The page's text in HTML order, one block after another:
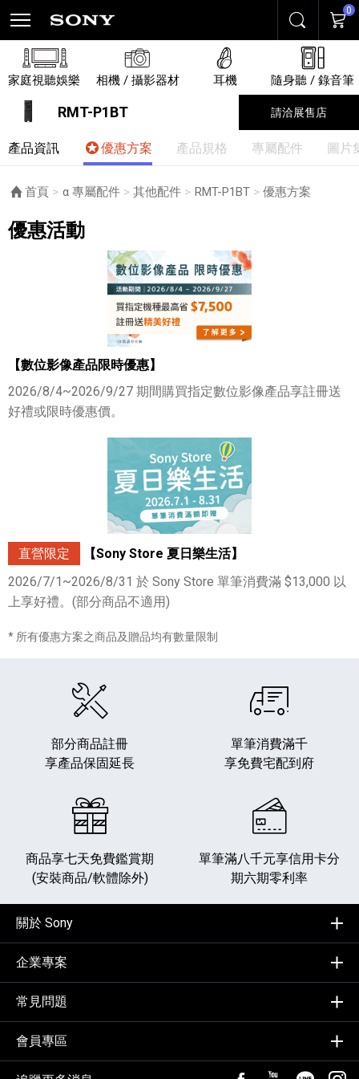
搜尋 購物
0
家庭視聽娛樂 相機 / 攝影器材 耳機 隨身聽 / 錄音筆
RMT-P1BT 請洽展售店
產品資訊 優惠方案 產品規格 專屬配件 圖片
首頁 α 專屬配件 其他配件 RMT-P1BT 目前頁面：
優惠方案
優惠活動
【數位影像產品限時優惠】
2026/8/4~2026/9/27 期間購買指定數位影像產品享註冊送
好禮或限時優惠價。
直營限定
【Sony Store 夏日樂生活】
2026/7/1~2026/8/31 於 Sony Store 單筆消費滿 $13,000 以
上享好禮。(部分商品不適用)
* 所有優惠方案之商品及贈品均有數量限制
部分商品註冊
享產品保固延長
單筆消費滿千
享免費宅配到府
商品享七天免費鑑賞期
(安裝商品/軟體除外)
單筆滿八千元享信用卡分
期六期零利率
關於 Sony
企業專案
常見問題
會員專區